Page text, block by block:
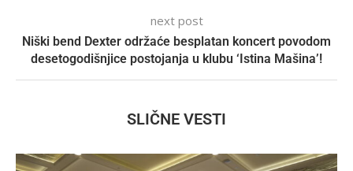
next post
Niški bend Dexter održaće besplatan koncert povodom
desetogodišnjice postojanja u klubu ‘Istina Mašina’!
SLIČNE VESTI